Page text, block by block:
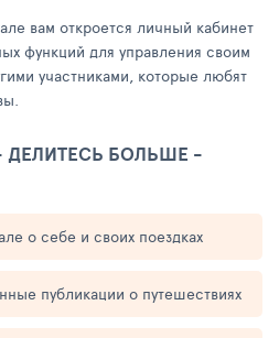
вам откроется личный кабинет
функций для управления своим
участниками, которые любят
ДЕЛИТЕСЬ БОЛЬШЕ -
о себе и своих поездках
публикации о путешествиях